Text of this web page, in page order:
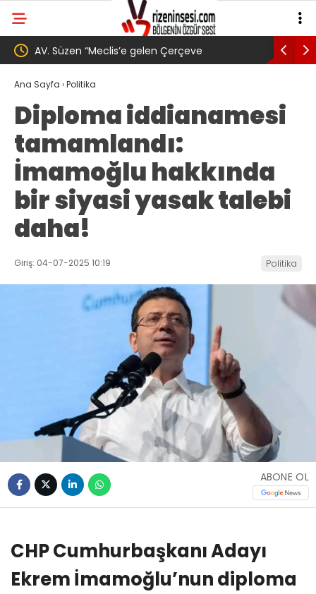
için
YENİ Parti’den Erdoğan’ın Memleketi Rize’de
Gövde Gösterisi: Üç İlçede Peş Peşe Açılış
Ana Sayfa ›Politika
Diploma iddianamesi
tamamlandı:
İmamoğlu hakkında
bir siyasi yasak talebi
daha!
Giriş: 04-07-2025 10:19 Politika
ABONE OL
CHP Cumhurbaşkanı Adayı
Ekrem İmamoğlu’nun diploma